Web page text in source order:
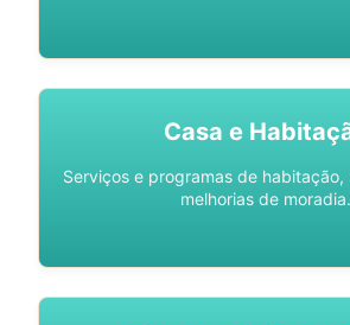
Casa e
Serviços e programas de
melhorias de moradia.